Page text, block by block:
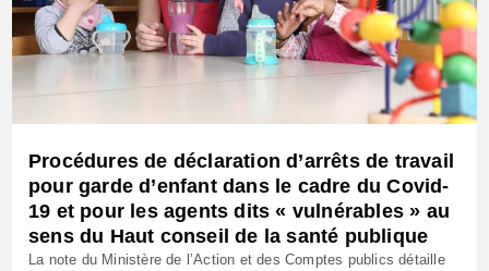
Procédures de déclaration d’arrêts de travail
pour garde d’enfant dans le cadre du Covid-
19 et pour les agents dits « vulnérables » au
sens du Haut conseil de la santé publique
La note du Ministère de l’Action et des Comptes publics détaille